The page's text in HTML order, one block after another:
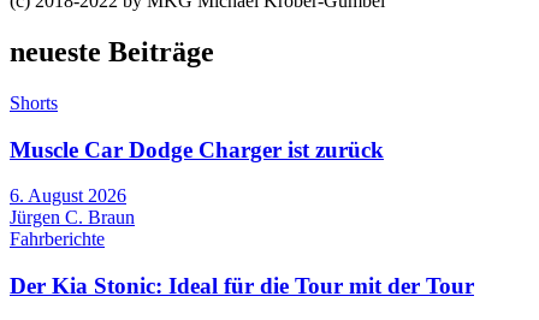
neueste Beiträge
Shorts
Muscle Car Dodge Charger ist zurück
6. August 2026
Jürgen C. Braun
Fahrberichte
Der Kia Stonic: Ideal für die Tour mit der Tour